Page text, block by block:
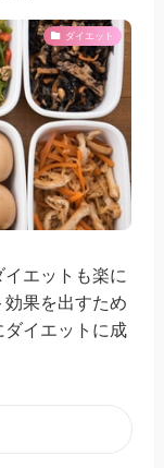
ダイエット
エットも楽に
果を出すため
イエットに成